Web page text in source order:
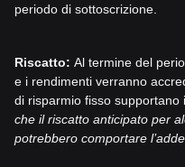
periodo di sottoscrizione.
Riscatto: Al termine del
e i rendimenti verranno
di risparmio fisso supportano
che il riscatto anticipato per
potrebbero comportare